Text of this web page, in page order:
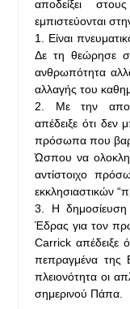
αποδείξει
εμπιστεύονται
1. Είναι
Δε τη θεώρησε
ανθρωπότητα
αλλαγής του
2. Με την
απέδειξε ότι δεν
πρόσωπα που
Ώσπου να
αντίστοιχο
εκκλησιαστικών
3. Η δημοσίευση
Έδρας για τον
Carrick απέδειξε
πεπραγμένα της
πλειονότητα οι
σημερινού Πάπα.